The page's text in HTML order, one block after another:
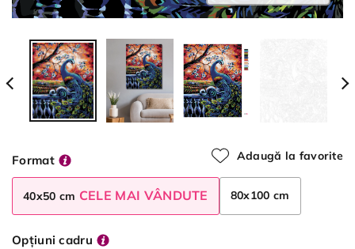
Adaugă la favorite
Format
40x50 cm CELE MAI VÂNDUTE 80x100 cm
Opțiuni cadru